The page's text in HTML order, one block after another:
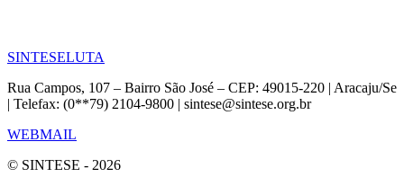
SINTESELUTA
Rua Campos, 107 – Bairro São José – CEP: 49015-220 | Aracaju/Se
| Telefax: (0**79) 2104-9800 | sintese@sintese.org.br
WEBMAIL
© SINTESE - 2026